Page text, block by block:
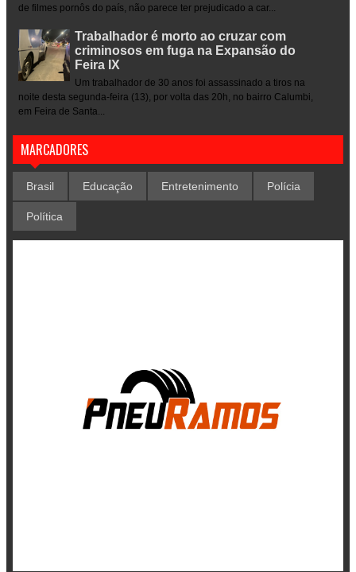
de filmes pornôs do país, não parece ter prejudicado a car...
Trabalhador é morto ao cruzar com
criminosos em fuga na Expansão do
Feira IX
Um trabalhador de 30 anos foi assassinado a tiros na
noite desta segunda-feira (13), por volta das 20h, no bairro Calumbi,
em Feira de Santa...
MARCADORES
Brasil Educação Entretenimento Polícia
Política